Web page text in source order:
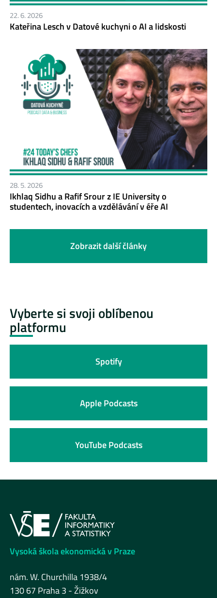
22. 6. 2026
Kateřina Lesch v Datové kuchyni o AI a lidskosti
28. 5. 2026
Ikhlaq Sidhu a Rafif Srour z IE University o
studentech, inovacích a vzdělávání v éře AI
Zobrazit další články
Vyberte si svoji oblíbenou
platformu
Spotify
Apple Podcasts
YouTube Podcasts
Vysoká škola ekonomická v Praze
nám. W. Churchilla 1938/4
130 67 Praha 3 - Žižkov